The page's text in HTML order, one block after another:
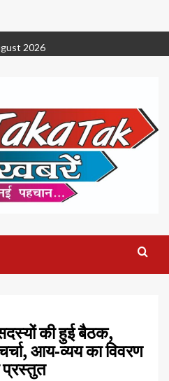
2026
की हुई बैठक,
आय-व्यय का विवरण
प्रस्तुत